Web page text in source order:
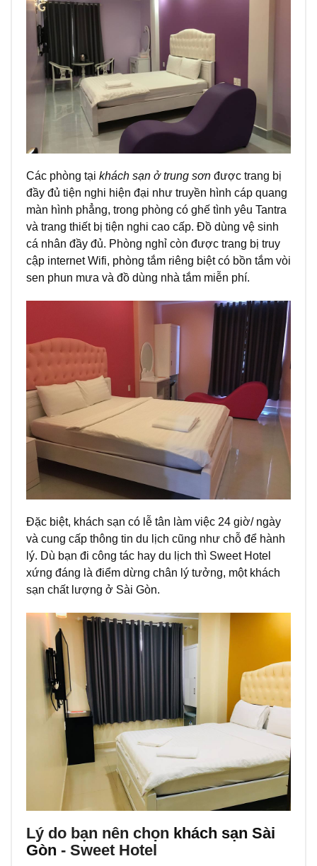
Các phòng tại khách sạn ở trung sơn được trang bị
đầy đủ tiện nghi hiện đại như truyền hình cáp quang
màn hình phẳng, trong phòng có ghế tình yêu Tantra
và trang thiết bị tiện nghi cao cấp. Đồ dùng vệ sinh
cá nhân đầy đủ. Phòng nghỉ còn được trang bị truy
cập internet Wifi, phòng tắm riêng biệt có bồn tắm vòi
sen phun mưa và đồ dùng nhà tắm miễn phí.
Đặc biệt, khách sạn có lễ tân làm việc 24 giờ/ ngày
và cung cấp thông tin du lịch cũng như chỗ để hành
lý. Dù bạn đi công tác hay du lịch thì Sweet Hotel
xứng đáng là điểm dừng chân lý tưởng, một khách
sạn chất lượng ở Sài Gòn.
Lý do bạn nên chọn khách sạn Sài
Gòn - Sweet Hotel